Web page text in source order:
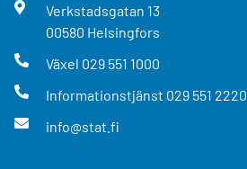
Verkstadsgatan 13
00580 Helsingfors
Växel 029 551 1000
Informationstjänst 029 551 2220
info@stat.fi